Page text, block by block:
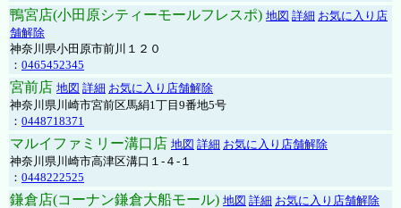
鴨宮店(小田原シティーモールフレスポ) 地図 詳細 お気に入り店
舗解除
神奈川県小田原市前川１２０
： 0465452345
宮前店 地図 詳細 お気に入り店舗解除
神奈川県川崎市宮前区馬絹1丁目9番地5号
： 0448718371
マルイファミリー溝口店 地図 詳細 お気に入り店舗解除
神奈川県川崎市高津区溝口１-４-１
： 0448222525
鎌倉店(コーナン鎌倉大船モール) 地図 詳細 お気に入り店舗解除